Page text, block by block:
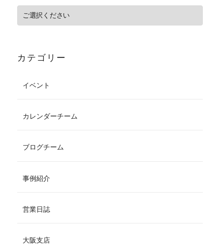
カテゴリー
イベント
カレンダーチーム
ブログチーム
事例紹介
営業日誌
大阪支店